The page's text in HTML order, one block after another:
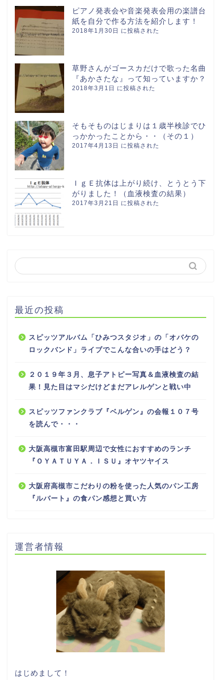
ピアノ発表会や音楽発表会用の楽譜台
紙を自分で作る方法を紹介します！
2018年1月30日 に投稿された
草野さんがゴースカだけで歌った名曲
『あかさたな』って知っていますか？
2018年3月1日 に投稿された
そもそものはじまりは１歳半検診でひ
っかかったことから・・（その１）
2017年4月13日 に投稿された
ＩｇＥ抗体は上がり続け、とうとう下
がりました！（血液検査の結果）
2017年3月21日 に投稿された
最近の投稿
スピッツアルバム「ひみつスタジオ」の「オバケの
ロックバンド」ライブでこんな合いの手はどう？
２０１９年３月、息子アトピー写真＆血液検査の結
果！見た目はマシだけどまだアレルゲンと戦い中
スピッツファンクラブ『ベルゲン』の会報１０７号
を読んで・・・
大阪高槻市富田駅周辺で女性におすすめのランチ
『ＯＹＡＴＵＹＡ．ＩＳＵ』オヤツヤイス
大阪府高槻市こだわりの粉を使った人気のパン工房
『ルバート』の食パン感想と買い方
運営者情報
はじめまして！